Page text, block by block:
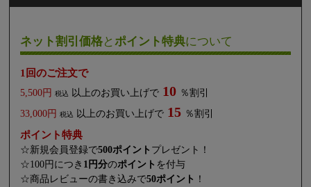
ネット割引価格と ポイント特典について
1回のご注文で
5,500円 税込 以上のお買い上げで 10 ％割引
33,000円
税込 以上のお買い上げで 15 ％割引
ポイント特典
☆新規会員登録で500ポイント プレゼント！
☆100円につき 1円分のポイント を付与
☆商品レビューの書き込みで50ポイント ！